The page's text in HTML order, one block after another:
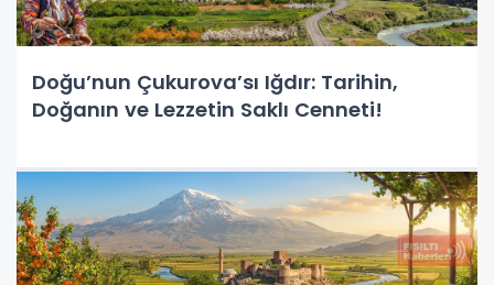
Doğu’nun Çukurova’sı Iğdır: Tarihin,
Doğanın ve Lezzetin Saklı Cenneti!